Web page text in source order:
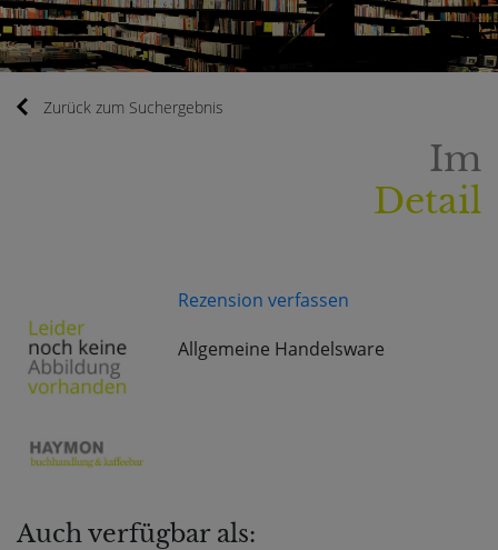
Zurück zum Suchergebnis
Im
Detail
Rezension verfassen
Allgemeine Handelsware
Auch verfügbar als: